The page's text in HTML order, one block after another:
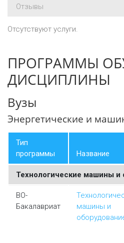
Отзывы
Отсутствуют услуги.
ПРОГРАММЫ
ДИСЦИПЛИНЫ
Вузы
Энергетические и
Тип
программы
Название
Технологические машины и
ВО-
Бакалавриат
машины и